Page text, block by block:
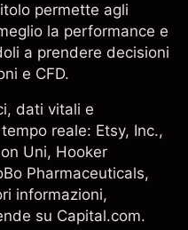
permette agli
la performance e
a prendere decisioni
e CFD.
dati vitali e
reale: Etsy, Inc.,
Uni, Hooker
Pharmaceuticals,
informazioni,
su Capital.com.